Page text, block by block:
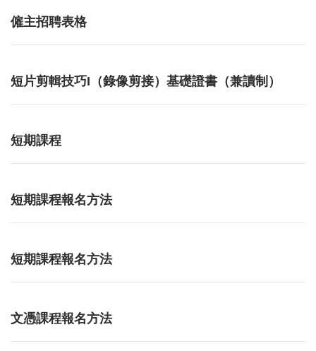
僱主招聘表格
短片剪輯技巧I（錄像剪接）基礎證書（兼讀制）
短期課程
短期課程報名方法
短期課程報名方法
文憑課程報名方法